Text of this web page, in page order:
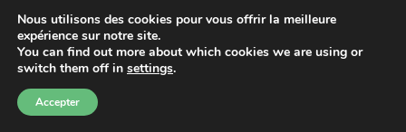
Prix réduit
Nous utilisons des cookies pour vous offrir la meilleure
expérience sur notre site.
You can find out more about which cookies we are using or
switch them off in settings.
Accepter